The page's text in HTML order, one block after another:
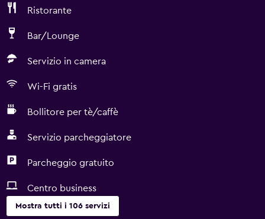
Ristorante
Bar/Lounge
Servizio in camera
Wi-Fi gratis
Bollitore per tè/caffè
Servizio parcheggiatore
Parcheggio gratuito
Centro business
Mostra tutti i 106 servizi